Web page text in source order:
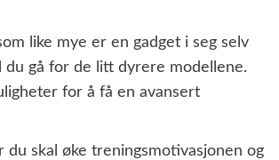
like mye er en gadget i seg selv
du gå for de litt dyrere modellene.
for å få en avansert
skal øke treningsmotivasjonen og